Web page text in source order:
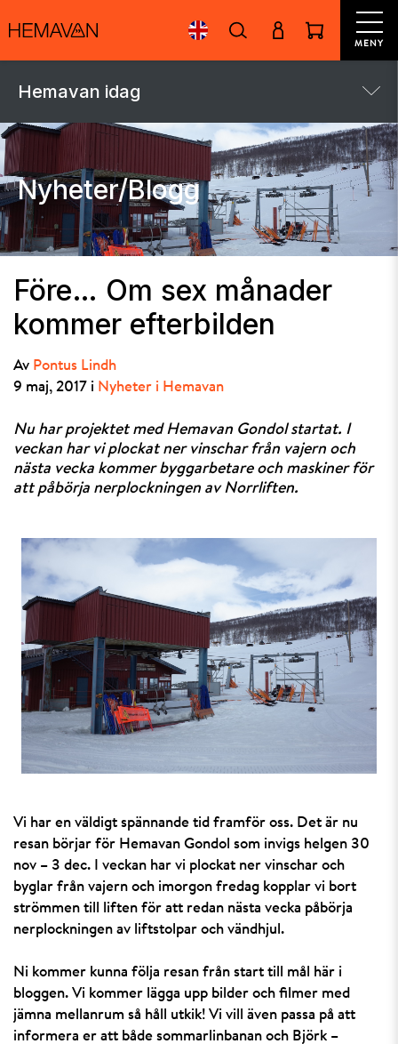
MENY
Hemavan idag
Nyheter/Blogg
Före… Om sex månader
kommer efterbilden
Av Pontus Lindh
9 maj, 2017 i Nyheter i Hemavan
Nu har projektet med Hemavan Gondol startat. I
veckan har vi plockat ner vinschar från vajern och
nästa vecka kommer byggarbetare och maskiner för
att påbörja nerplockningen av Norrliften.
Vi har en väldigt spännande tid framför oss. Det är nu
resan börjar för Hemavan Gondol som invigs helgen 30
nov – 3 dec. I veckan har vi plockat ner vinschar och
byglar från vajern och imorgon fredag kopplar vi bort
strömmen till liften för att redan nästa vecka påbörja
nerplockningen av liftstolpar och vändhjul.
Ni kommer kunna följa resan från start till mål här i
bloggen. Vi kommer lägga upp bilder och filmer med
jämna mellanrum så håll utkik! Vi vill även passa på att
informera er att både sommarlinbanan och Björk –